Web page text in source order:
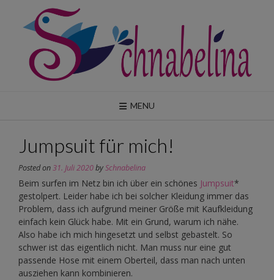
content
MENU
Jumpsuit für mich!
Posted on31. Juli 2020bySchnabelina
Beim surfen im Netz bin ich über ein schönes Jumpsuit*
gestolpert. Leider habe ich bei solcher Kleidung immer das
Problem, dass ich aufgrund meiner Größe mit Kaufkleidung
einfach kein Glück habe. Mit ein Grund, warum ich nähe.
Also habe ich mich hingesetzt und selbst gebastelt. So
schwer ist das eigentlich nicht. Man muss nur eine gut
passende Hose mit einem Oberteil, dass man nach unten
ausziehen kann kombinieren.